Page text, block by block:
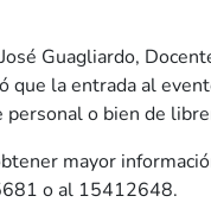
Guagliardo,
que la entrada al
personal o bien de
mayor
o al 15412648.